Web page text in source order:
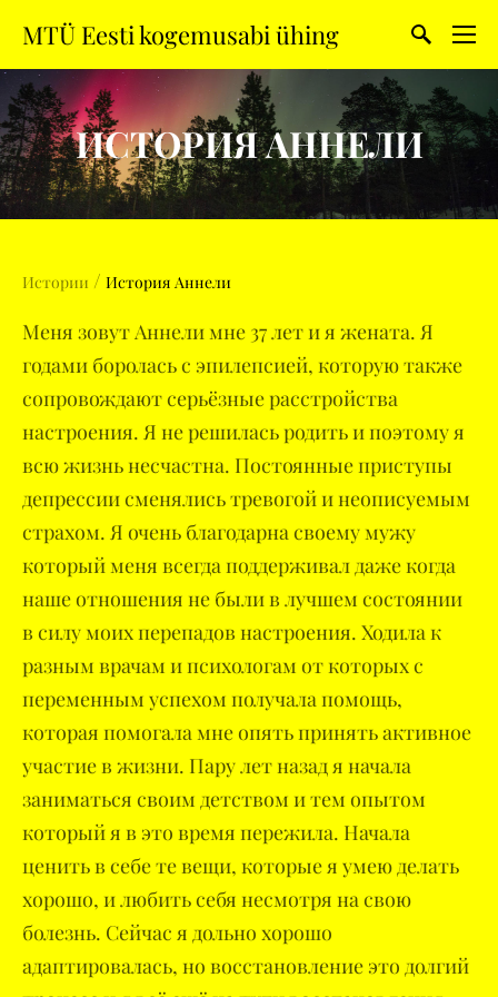
MTÜ Eesti kogemusabi ühing
ИСТОРИЯ АННЕЛИ
Истории / История Аннели
Меня зовут Аннели мне 37 лет и я жената. Я
годами боролась с эпилепсией, которую также
сопровождают серьёзные расстройства
настроения. Я не решилась родить и поэтому я
всю жизнь несчастна. Постоянные приступы
депрессии сменялись тревогой и неописуемым
страхом. Я очень благодарна своему мужу
который меня всегда поддерживал даже когда
наше отношения не были в лучшем состоянии
в силу моих перепадов настроения. Ходила к
разным врачам и психологам от которых с
переменным успехом получала помощь,
которая помогала мне опять принять активное
участие в жизни. Пару лет назад я начала
заниматься своим детством и тем опытом
который я в это время пережила. Начала
ценить в себе те вещи, которые я умею делать
хорошо, и любить себя несмотря на свою
болезнь. Сейчас я дольно хорошо
адаптировалась, но восстановление это долгий